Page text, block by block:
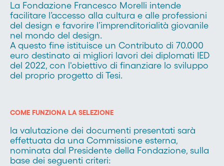
La Fondazione Francesco Morelli intende
facilitare l’accesso alla cultura e alle professioni
del design e favorire l’imprenditorialità giovanile
nel mondo del design.
A questo fine istituisce un Contributo di 70.000
euro destinato ai migliori lavori dei diplomati IED
del 2022, con l'obiettivo di finanziare lo sviluppo
del proprio progetto di Tesi.
COME FUNZIONA LA SELEZIONE
la valutazione dei documenti presentati sarà
effettuata da una Commissione esterna,
nominata dal Presidente della Fondazione, sulla
base dei seguenti criteri: